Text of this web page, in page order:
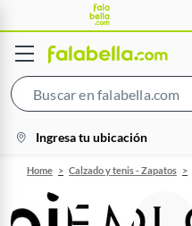
location-
icon
Ingresa tu ubicación
Home Calzado y tenis - Zapatos